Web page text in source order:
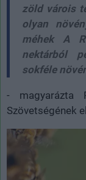
zöld várois
olyan
méhek A
nektárból
sokféle
- magyarázta
Szövetségének